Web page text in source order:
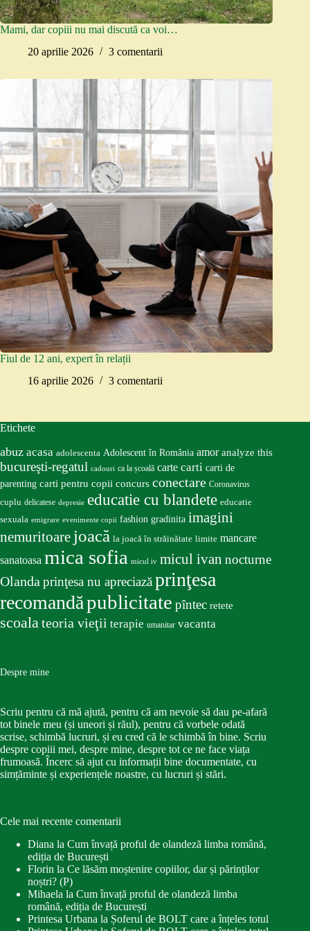
Mami, dar copiii nu mai discută ca voi…
20 aprilie 2026
3 comentarii
Fiul de 12 ani, expert în relații
16 aprilie 2026
3 comentarii
Etichete
abuz acasa adolescenta Adolescent în România amor analyze this
bucureşti-regatul cadouri ca la școală carte carti carti de
parenting carti pentru copii concurs conectare Coronavirus
cuplu delicatese depresie educatie cu blandete educatie
sexuala emigrare evenimente copii fashion gradinita imagini
nemuritoare joacă la joacă în străinătate limite mancare
sanatoasa mica sofia micul iv micul ivan nocturne
Olandaprinţesa nu apreciazăprinţesa
recomandăpublicitate pîntec retete
scoalateoria vieţii terapie umanitar vacanta
Despre mine
Scriu pentru că mă ajută, pentru că am nevoie să dau pe-afară
tot binele meu (și uneori și răul), pentru că vorbele odată
scrise, schimbă lucruri, și eu cred că le schimbă în bine. Scriu
despre copiii mei, despre mine, despre tot ce ne face viața
frumoasă. Încerc să ajut cu informații bine documentate, cu
simțăminte și experiențele noastre, cu lucruri și stări.
Cele mai recente comentarii
Diana la Cum învață proful de olandeză limba română,
ediția de București
Florin la Ce lăsăm moștenire copiilor, dar și părinților
noștri? (P)
Mihaela la Cum învață proful de olandeză limba
română, ediția de București
Printesa Urbana la Șoferul de BOLT care a înțeles totul